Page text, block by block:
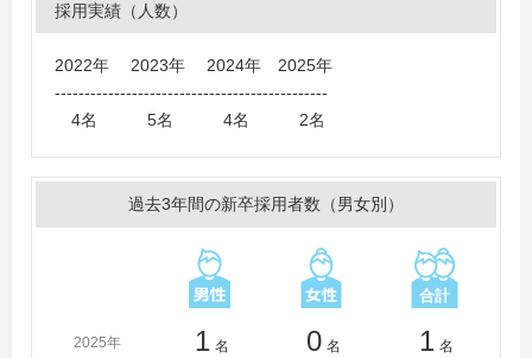
採用実績（人数）
2022年 2023年 2024年 2025年
----------------------------------------------
4名 5名 4名 2名
過去3年間の新卒採用者数（男女別）
2025年 1 名 0 名 1 名